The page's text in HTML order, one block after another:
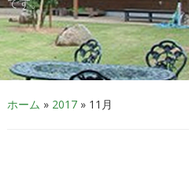
ホーム » 2017» 11月